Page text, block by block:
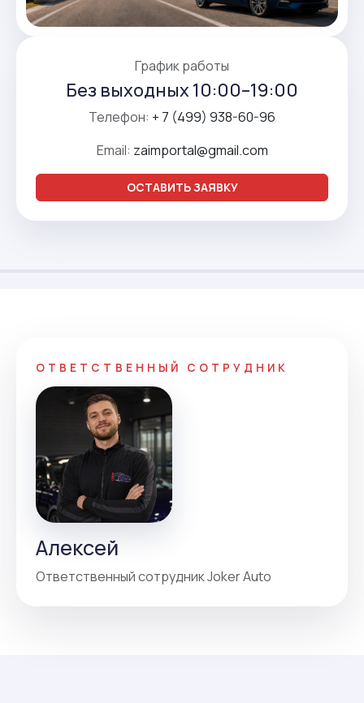
График работы
Без выходных 10:00–19:00
Телефон: + 7 (499) 938-60-96
Email: zaimportal@gmail.com
ОСТАВИТЬ ЗАЯВКУ
ОТВЕТСТВЕННЫЙ СОТРУДНИК
Алексей
Ответственный сотрудник Joker Auto